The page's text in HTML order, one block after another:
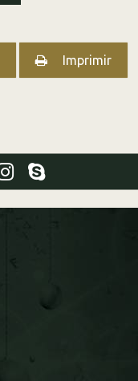
Imprimir